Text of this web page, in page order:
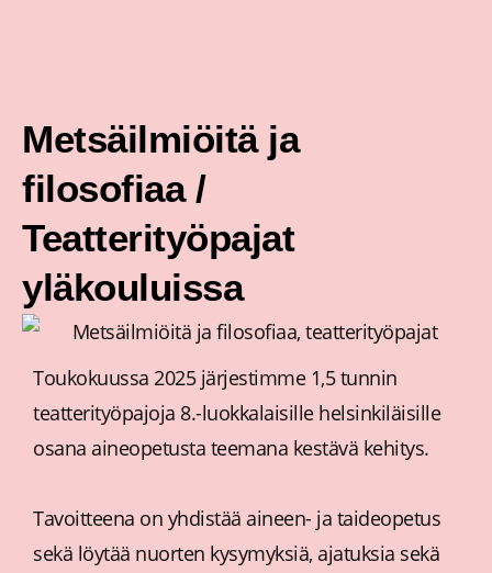
Metsäilmiöitä ja
filosofiaa /
Teatterityöpajat
yläkouluissa
Toukokuussa 2025 järjestimme 1,5 tunnin
teatterityöpajoja 8.-luokkalaisille helsinkiläisille
osana aineopetusta teemana kestävä kehitys.
Tavoitteena on yhdistää aineen- ja taideopetus
sekä löytää nuorten kysymyksiä, ajatuksia sekä